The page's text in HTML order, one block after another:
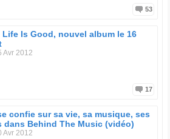
53
Life Is Good, nouvel album le 16
Avr 2012
17
confie sur sa vie, sa musique, ses
dans Behind The Music (vidéo)
Avr 2012